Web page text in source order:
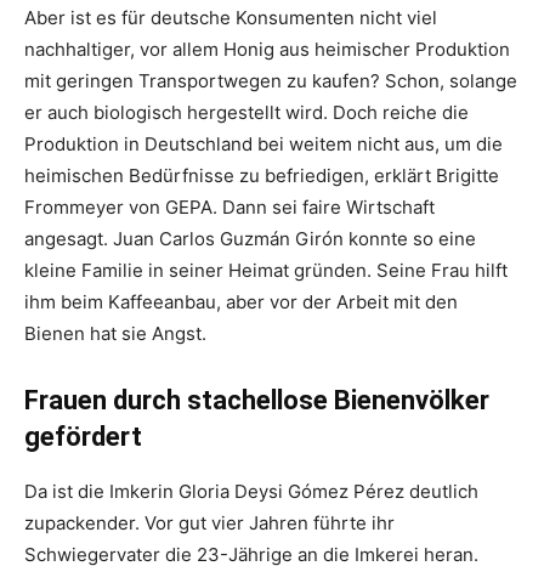
Aber ist es für deutsche Konsumenten nicht viel
nachhaltiger, vor allem Honig aus heimischer Produktion
mit geringen Transportwegen zu kaufen? Schon, solange
er auch biologisch hergestellt wird. Doch reiche die
Produktion in Deutschland bei weitem nicht aus, um die
heimischen Bedürfnisse zu befriedigen, erklärt Brigitte
Frommeyer von GEPA. Dann sei faire Wirtschaft
angesagt. Juan Carlos Guzmán Girón konnte so eine
kleine Familie in seiner Heimat gründen. Seine Frau hilft
ihm beim Kaffeeanbau, aber vor der Arbeit mit den
Bienen hat sie Angst.
Frauen durch stachellose Bienenvölker
gefördert
Da ist die Imkerin Gloria Deysi Gómez Pérez deutlich
zupackender. Vor gut vier Jahren führte ihr
Schwiegervater die 23-Jährige an die Imkerei heran.